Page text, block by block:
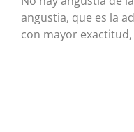
angustia, que es la
con mayor